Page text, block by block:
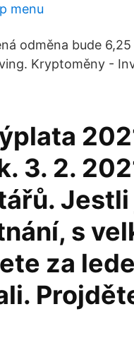
menu
odměna bude
Kryptoměny -
3. 2.
s
za